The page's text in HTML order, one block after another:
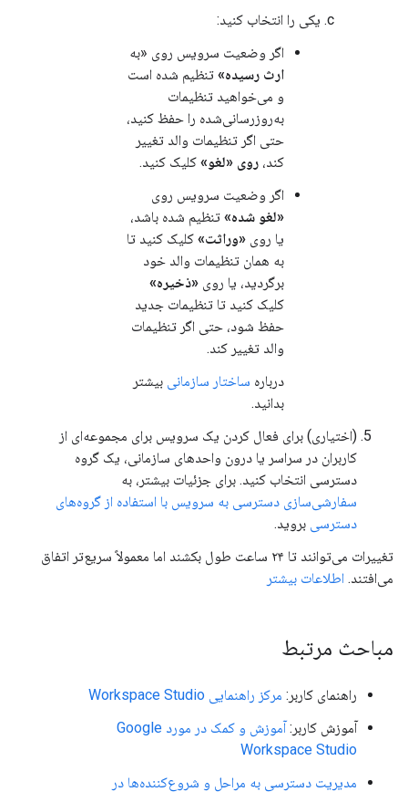
یکی را انتخاب کنید:
اگر وضعیت سرویس روی «به
ارث رسیده» تنظیم شده است
و می‌خواهید تنظیمات
به‌روزرسانی‌شده را حفظ کنید،
حتی اگر تنظیمات والد تغییر
کند، روی «لغو» کلیک کنید.
اگر وضعیت سرویس روی
«لغو شده» تنظیم شده باشد،
یا روی «وراثت» کلیک کنید تا
به همان تنظیمات والد خود
برگردید، یا روی «ذخیره»
کلیک کنید تا تنظیمات جدید
حفظ شود، حتی اگر تنظیمات
والد تغییر کند.
درباره ساختار سازمانی بیشتر
بدانید.
(اختیاری) برای فعال کردن یک سرویس برای مجموعه‌ای از
کاربران در سراسر یا درون واحدهای سازمانی، یک گروه
دسترسی انتخاب کنید. برای جزئیات بیشتر، به
سفارشی‌سازی دسترسی به سرویس با استفاده از گروه‌های
دسترسی بروید.
تغییرات می‌توانند تا ۲۴ ساعت طول بکشند اما معمولاً سریع‌تر اتفاق
می‌افتند. اطلاعات بیشتر
مباحث مرتبط
راهنمای کاربر: مرکز راهنمایی Workspace Studio
آموزش کاربر:
آموزش و کمک در مورد Google
Workspace Studio
مدیریت دسترسی به مراحل و شروع‌کننده‌ها در